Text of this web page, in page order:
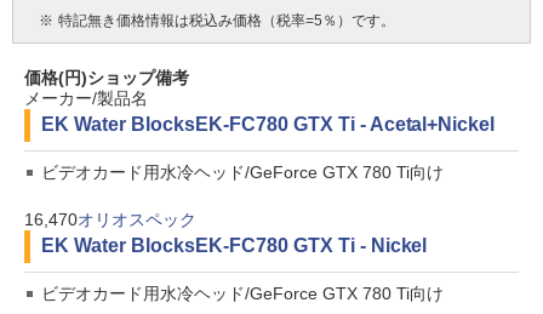
※ 特記無き価格情報は税込み価格（税率=5％）です。
価格(円)ショップ備考
メーカー/製品名
EK Water BlocksEK-FC780 GTX Ti - Acetal+Nickel
ビデオカード用水冷ヘッド/GeForce GTX 780 Ti向け
16,470オリオスペック
EK Water BlocksEK-FC780 GTX Ti - Nickel
ビデオカード用水冷ヘッド/GeForce GTX 780 Ti向け